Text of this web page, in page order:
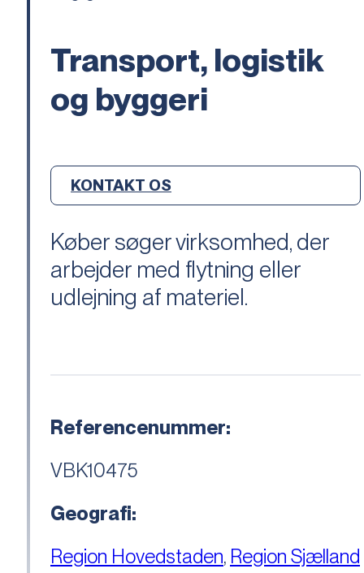
Transport, logistik
og byggeri
KONTAKT OS
Køber søger virksomhed, der
arbejder med flytning eller
udlejning af materiel.
Referencenummer:
VBK10475
Geografi:
Region Hovedstaden, Region Sjælland